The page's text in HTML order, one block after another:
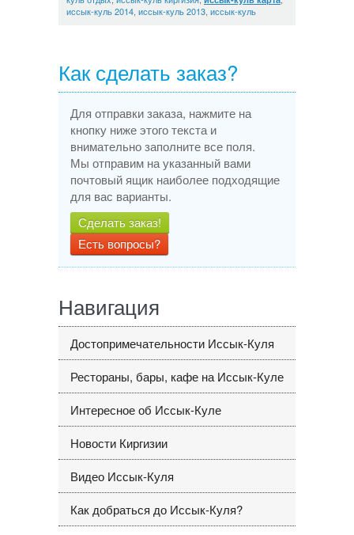
иссык-куль 2014 иссык-куль 2013 иссык-куль
Как сделать заказ?
Для отправки заказа, нажмите на
кнопку ниже этого текста и
внимательно заполните все поля.
Мы отправим на указанный вами
почтовый ящик наиболее подходящие
для вас варианты.
Сделать заказ!
Есть вопросы?
Навигация
Достопримечательности Иссык-Куля
Рестораны, бары, кафе на Иссык-Куле
Интересное об Иссык-Куле
Новости Киргизии
Видео Иссык-Куля
Как добраться до Иссык-Куля?